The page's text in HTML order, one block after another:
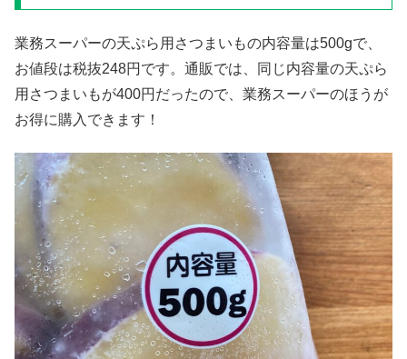
業務スーパーの天ぷら用さつまいもの内容量は500gで、
お値段は税抜248円です。通販では、同じ内容量の天ぷら
用さつまいもが400円だったので、業務スーパーのほうが
お得に購入できます！